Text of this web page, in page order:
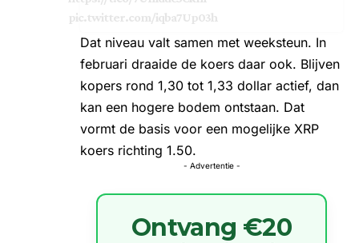
pic.twitter.com/iqba7Up03h
Dat niveau valt samen met weeksteun. In
februari draaide de koers daar ook. Blijven
kopers rond 1,30 tot 1,33 dollar actief, dan
kan een hogere bodem ontstaan. Dat
vormt de basis voor een mogelijke XRP
koers richting 1.50.
- Advertentie -
Ontvang €20